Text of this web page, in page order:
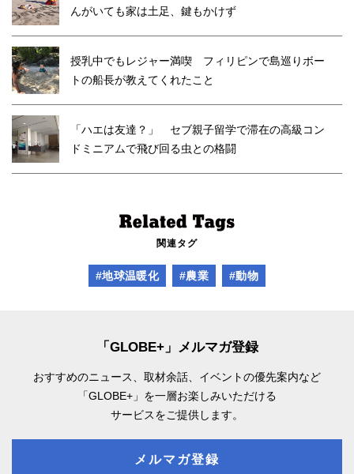
んがいても家は土足、鍵もかけず
授乳中でもレジャー満喫 フィリピンで島巡りボー
トの船長が教えてくれたこと
「ハエは友達？」 セブ親子留学で滞在の高級コン
ドミニアムで飛び回る虫との格闘
関連タグ
#地球温暖化 #農業 #動物
「GLOBE+」メルマガ登録
おすすめのニュース、取材余話、 イベントの優先案内など
「GLOBE+」を一層お楽しみいただける
サービスをご提供します。
メルマガ登録